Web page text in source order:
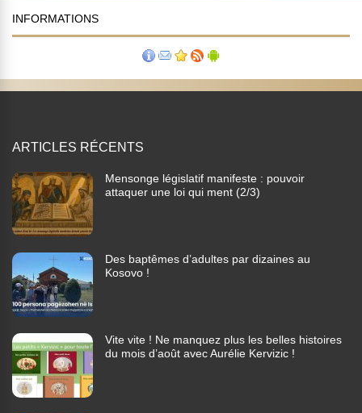
INFORMATIONS
ARTICLES RÉCENTS
Mensonge législatif manifeste : pouvoir
attaquer une loi qui ment (2/3)
Des baptêmes d’adultes par dizaines au
Kosovo !
Vite vite ! Ne manquez plus les belles histoires
du mois d’août avec Aurélie Kervizic !